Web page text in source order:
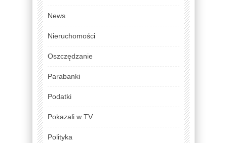
News
Nieruchomości
Oszczędzanie
Parabanki
Podatki
Pokazali w TV
Polityka